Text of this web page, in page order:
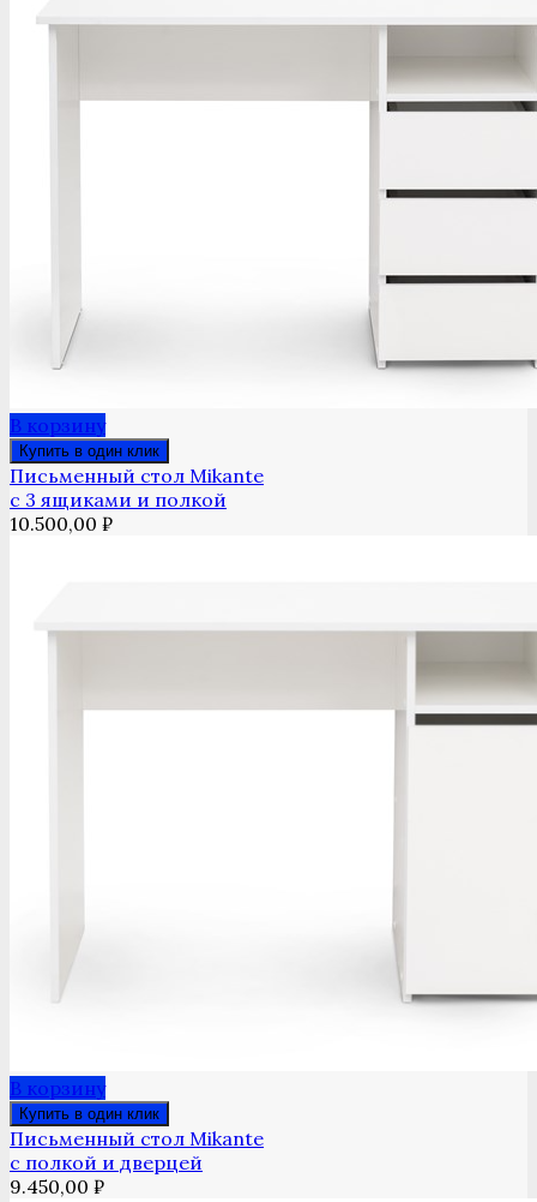
В корзину
Купить в один клик
Письменный стол Mikante
с 3 ящиками и полкой
10.500,00 ₽
В корзину
Купить в один клик
Письменный стол Mikante
с полкой и дверцей
9.450,00 ₽